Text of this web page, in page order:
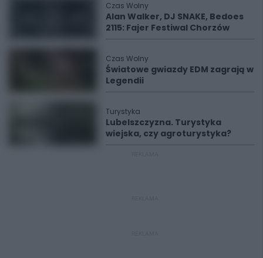
Czas Wolny
Alan Walker, DJ SNAKE, Bedoes
2115: Fajer Festiwal Chorzów
Czas Wolny
Światowe gwiazdy EDM zagrają w
Legendii
Turystyka
Lubelszczyzna. Turystyka
wiejska, czy agroturystyka?